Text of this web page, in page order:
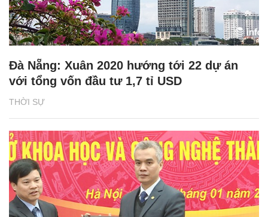
THỜI SỰ
Đà Nẵng: Xuân 2020 hướng tới 22 dự án
với tổng vốn đầu tư 1,7 tỉ USD